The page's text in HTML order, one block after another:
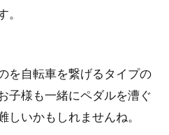
を自転車を繋げるタイプの
子様も一緒にペダルを漕ぐ
しいかもしれませんね。